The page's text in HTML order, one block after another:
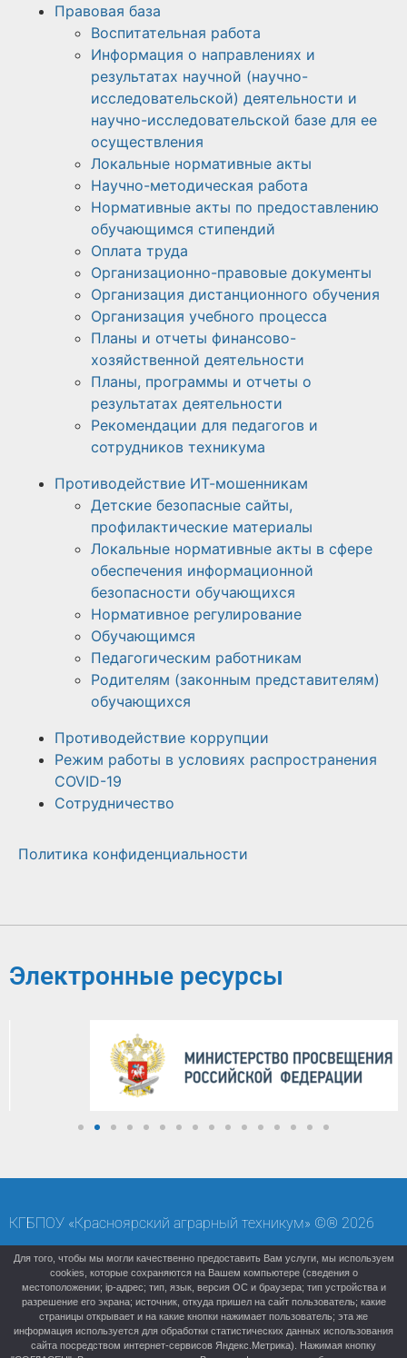
Правовая база
Воспитательная работа
Информация о направлениях и
результатах научной (научно-
исследовательской) деятельности и
научно-исследовательской базе для ее
осуществления
Локальные нормативные акты
Научно-методическая работа​​
Нормативные акты по предоставлению
обучающимся стипендий
Оплата труда
Организационно-правовые документы
Организация дистанционного обучения
Организация учебного процесса
Планы и отчеты финансово-
хозяйственной деятельности
Планы, программы и отчеты о
результатах деятельности
Рекомендации для педагогов и
сотрудников техникума
Противодействие ИТ-мошенникам
Детские безопасные сайты,
профилактические материалы
Локальные нормативные акты в сфере
обеспечения информационной
безопасности обучающихся
Нормативное регулирование
Обучающимся
Педагогическим работникам
Родителям (законным представителям)
обучающихся
Противодействие коррупции
Режим работы в условиях распространения
COVID-19
Сотрудничество
Политика конфиденциальности
Электронные ресурсы
КГБПОУ «Красноярский аграрный техникум» ©® 2026
Карта сайта Старая версия (архивный сайт)
Для того, чтобы мы могли качественно предоставить Вам услуги, мы используем
cookies, которые сохраняются на Вашем компьютере (сведения о
местоположении; ip-адрес; тип, язык, версия ОС и браузера; тип устройства и
разрешение его экрана; источник, откуда пришел на сайт пользователь; какие
страницы открывает и на какие кнопки нажимает пользователь; эта же
информация используется для обработки статистических данных использования
сайта посредством интернет-сервисов Яндекс.Метрика). Нажимая кнопку